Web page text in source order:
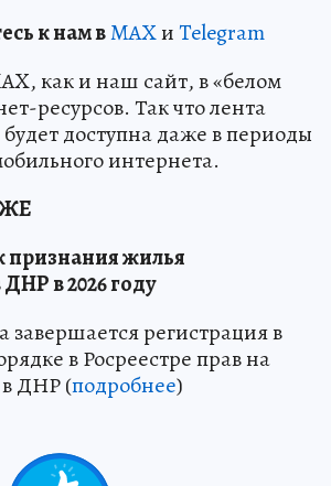
к нам вMAXиTelegram
как и наш сайт, в «белом
ресурсов. Так что лента
будет доступна даже в периоды
интернета.
признания жилья
в 2026 году
завершается регистрация в
в Росреестре прав на
ДНР (подробнее)